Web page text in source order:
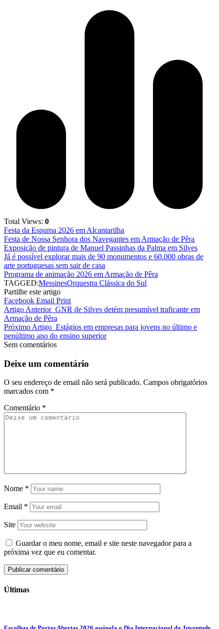
Total Views: 0
Festa da Espuma 2026 em Alcantarilha
Festa de Nossa Senhora dos Navegantes em Armação de Pêra
Exposição de pintura de Manuel Passinhas da Palma em Silves
Já é possível explorar mais de 90 monumentos e 60.000 obras de
arte portuguesas sem sair de casa
Programa de animação 2026 em Armação de Pêra
TAGGED:MessinesOrquestra Clássica do Sul
Partilhe este artigo
Facebook Email Print
Artigo Anterior GNR de Silves detém presumível traficante em
Armação de Pêra
Próximo Artigo Estágios em empresas para jovens no último e
penúltimo ano do ensino superior
Sem comentários
Deixe um comentário
O seu endereço de email não será publicado. Campos obrigatórios
marcados com *
Comentário *
Nome *
Email *
Site
Guardar o meu nome, email e site neste navegador para a
próxima vez que eu comentar.
Últimas